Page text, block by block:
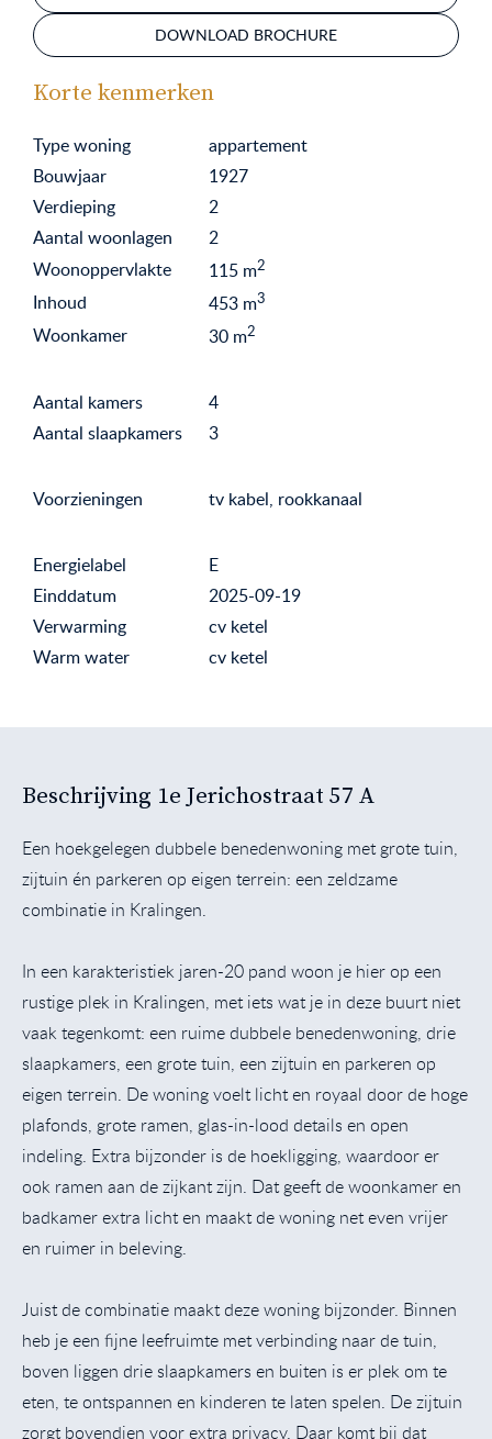
DOWNLOAD BROCHURE
Korte kenmerken
Type woning
appartement
Bouwjaar
1927
Verdieping
2
Aantal woonlagen
2
Woonoppervlakte
115 m2
Inhoud 453 m3
Woonkamer 30 m2
Aantal kamers
4
Aantal slaapkamers
3
Voorzieningen tv kabel, rookkanaal
Energielabel
E
Einddatum
2025-09-19
Verwarming
cv ketel
Warm water
cv ketel
Beschrijving 1e Jerichostraat 57 A
Een hoekgelegen dubbele benedenwoning met grote tuin,
zijtuin én parkeren op eigen terrein: een zeldzame
combinatie in Kralingen.
In een karakteristiek jaren-20 pand woon je hier op een
rustige plek in Kralingen, met iets wat je in deze buurt niet
vaak tegenkomt: een ruime dubbele benedenwoning, drie
slaapkamers, een grote tuin, een zijtuin en parkeren op
eigen terrein. De woning voelt licht en royaal door de hoge
plafonds, grote ramen, glas-in-lood details en open
indeling. Extra bijzonder is de hoekligging, waardoor er
ook ramen aan de zijkant zijn. Dat geeft de woonkamer en
badkamer extra licht en maakt de woning net even vrijer
en ruimer in beleving.
Juist de combinatie maakt deze woning bijzonder. Binnen
heb je een fijne leefruimte met verbinding naar de tuin,
boven liggen drie slaapkamers en buiten is er plek om te
eten, te ontspannen en kinderen te laten spelen. De zijtuin
zorgt bovendien voor extra privacy. Daar komt bij dat